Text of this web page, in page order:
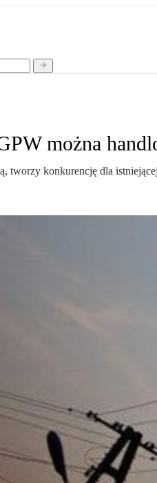
można
tworzy konkurencję dla